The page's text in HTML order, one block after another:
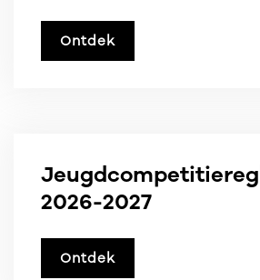
Ontdek
2026-2027
Ontdek